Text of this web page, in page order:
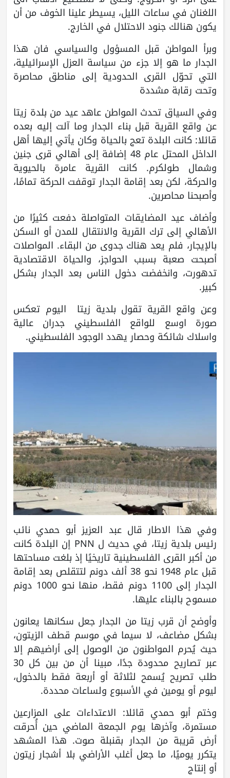
اللغنان في ساعات الليل، يسيطر علينا الخوف من أن
يكون هنالك جنود الاحتلال في الخارج.
وبرأ المواطن قبل المسؤول والسياسي فان هذا
الجدار ما هو إلا جزء من سياسة العزل الإسرائيلية،
التي تحوّل القرى الحدودية إلى مناطق محاصرة
وتحت رقابة مشددة
وفي السياق تحدث المواطن عاهد عيد من بلدة زيتا
عن واقع القرية قبل بناء الجدار وما آلت إليه بعده
قائلا: كانت البلدة تعج بالحياة وكان يأتي إليها أهل
الداخل المحتل عام 48 إضافة إلى أهالي قرى جنين
وشمال طولكرم. كانت القرية عامرة بالحيوية
والحركة، لكن بعد إقامة الجدار توقفت الحركة تمامًا،
وأصبحنا محاصرين.
وأضاف عيد المضايقات المتواصلة دفعت كثيرًا من
الأهالي إلى ترك القرية والانتقال للمدن أو السكن
بالإيجار، فلم يعد هناك جدوى من البقاء. المواصلات
أصبحت صعبة بسبب الحواجز، والحياة الاقتصادية
تدهورت، وانخفضت دخول الناس بعد الجدار بشكل
كبير.
وعن واقع القرية تقول بلدية زيتا اليوم تعكس
صورة اوسع للواقع الفلسطيني جدران عالية
واسلاك شائكة وحصار يهدد الوجود الفلسطيني.
وفي هذا الاطار قال عبد العزيز أبو حمدي نائب
رئيس بلدية زيتا، في حديث ل PNN إن البلدة كانت
من أكبر القرى الفلسطينية تاريخيًا إذ بلغت مساحتها
قبل عام 1948 نحو 38 ألف دونم لتتقلص بعد إقامة
الجدار إلى 1100 دونم فقط، منها نحو 1000 دونم
مسموح بالبناء عليها.
وأوضح أن قرب زيتا من الجدار جعل سكانها يعانون
بشكل مضاعف، لا سيما في موسم قطف الزيتون،
حيث يُحرم المواطنون من الوصول إلى أراضيهم إلا
عبر تصاريح محدودة جدًا، مبينا أن من بين كل 30
طلب تصريح يُسمح لثلاثة أو أربعة فقط بالدخول،
ليوم أو يومين في الأسبوع ولساعات محددة.
وختم أبو حمدي قائلا: الاعتداءات على المزارعين
مستمرة، وآخرها يوم الجمعة الماضي حين أُحرقت
أرض قريبة من الجدار بقنبلة صوت. هذا المشهد
يتكرر يوميًا، ما جعل أغلب الأراضي بلا أشجار زيتون
أو إنتاج